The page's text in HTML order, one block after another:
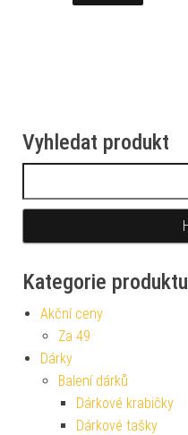
Vyhledat produkt
Kategorie produktu
Akční ceny
Za 49
Dárky
Balení dárků
Dárkové krabičky
Dárkové tašky